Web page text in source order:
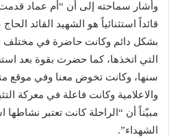
وأشار سماحته إلى أن “أم عماد قدمت
قائداً استثنائياً هو الشهيد القائد
بشكل دائم وكانت حاضرة في مختلف
التي اتخذها، كما حضرت بقوة بعد
سنها، وكانت تخوض معنا وفي موقع
والاعلامية وكانت فاعلة في معركة
مبيّناً أن “الراحلة كانت تعتبر نشاطها
الشهداء”.